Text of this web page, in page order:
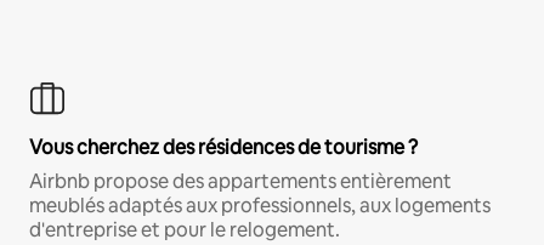
Vous cherchez des résidences de tourisme ?
Airbnb propose des appartements entièrement
meublés adaptés aux professionnels, aux logements
d'entreprise et pour le relogement.